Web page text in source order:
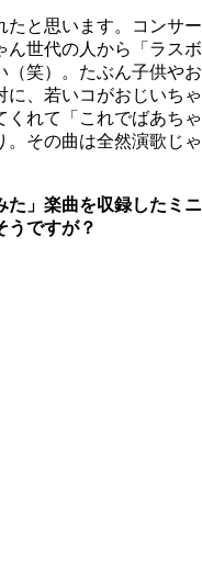
と思います。コンサー
ん世代の人から「ラスボ
（笑）。たぶん子供やお
に、若いコがおじいちゃ
くれて「これでばあちゃ
。その曲は全然演歌じゃ
」楽曲を収録したミニ
うですが？